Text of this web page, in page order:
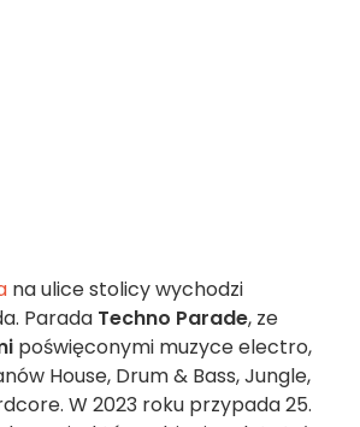
na ulice stolicy wychodzi
Parada Techno Parade, ze
poświęconymi muzyce electro,
House, Drum & Bass, Jungle,
W 2023 roku przypada 25.